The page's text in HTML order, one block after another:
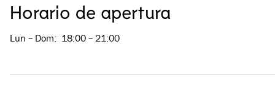
Horario de apertura
Lun – Dom: 18:00 – 21:00